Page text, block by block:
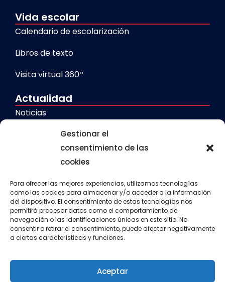
Gestionar el
consentimiento de las
cookies
Para ofrecer las mejores experiencias, utilizamos tecnologías
como las cookies para almacenar y/o acceder a la información
del dispositivo. El consentimiento de estas tecnologías nos
permitirá procesar datos como el comportamiento de
navegación o las identificaciones únicas en este sitio. No
consentir o retirar el consentimiento, puede afectar negativamente
a ciertas características y funciones.
Aceptar
Vida escolar
Calendario de escolarización
Libros de texto
Visita virtual 360º
Actualidad
Noticias
Comedor escolar
Calendario escolar
Transporte escolar
Actividades extraescolares